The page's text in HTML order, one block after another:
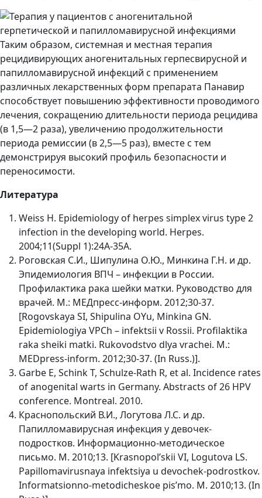
Таким образом, системная и местная терапия
рецидивирующих аногенитальных герпесвирусной и
папилломавирусной инфекций с применением
различных лекарственных форм препарата Панавир
способствует повышению эффективности проводимого
лечения, сокращению длительности периода рецидива
(в 1,5—2 раза), увеличению продолжительности
периода ремиссии (в 2,5—5 раз), вместе с тем
демонстрируя высокий профиль безопасности и
переносимости.
Литература
Weiss H. Epidemiology of herpes simplex virus type 2
infection in the developing world. Herpes.
2004;11(Suppl 1):24A-35A.
Роговская С.И., Шипулина О.Ю., Минкина Г.Н. и др.
Эпидемиология ВПЧ – инфекции в России.
Профилактика рака шейки матки. Руководство для
врачей. М.: МЕДпресс-информ. 2012;30-37.
[Rogovskaya SI, Shipulina OYu, Minkina GN.
Epidemiologiya VPCh – infektsii v Rossii. Profilaktika
raka sheiki matki. Rukovodstvo dlya vrachei. M.:
MEDpress-inform. 2012;30-37. (In Russ.)].
Garbe E, Schink T, Schulze-Rath R, et al. Incidence rates
of anogenital warts in Germany. Аbstracts of 26 HPV
conference. Montreal. 2010.
Краснопольский В.И., Логутова Л.С. и др.
Папилломавирусная инфекция у девочек-
подростков. Информационно-методическое
письмо. М. 2010;13. [Krasnopol’skii VI, Logutova LS.
Papillomavirusnaya infektsiya u devochek-podrostkov.
Informatsionno-metodicheskoe pis’mo. M. 2010;13. (In